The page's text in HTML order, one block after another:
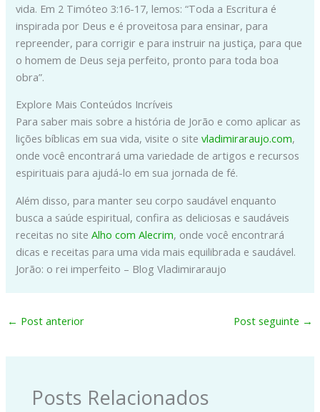
vida. Em 2 Timóteo 3:16-17, lemos: “Toda a Escritura é
inspirada por Deus e é proveitosa para ensinar, para
repreender, para corrigir e para instruir na justiça, para que
o homem de Deus seja perfeito, pronto para toda boa
obra”.
Explore Mais Conteúdos Incríveis
Para saber mais sobre a história de Jorão e como aplicar as
lições bíblicas em sua vida, visite o sitevladimiraraujo.com,
onde você encontrará uma variedade de artigos e recursos
espirituais para ajudá-lo em sua jornada de fé.
Além disso, para manter seu corpo saudável enquanto
busca a saúde espiritual, confira as deliciosas e saudáveis
receitas no siteAlho com Alecrim, onde você encontrará
dicas e receitas para uma vida mais equilibrada e saudável.
Jorão: o rei imperfeito – Blog Vladimiraraujo
← Post anterior Post seguinte →
Posts Relacionados